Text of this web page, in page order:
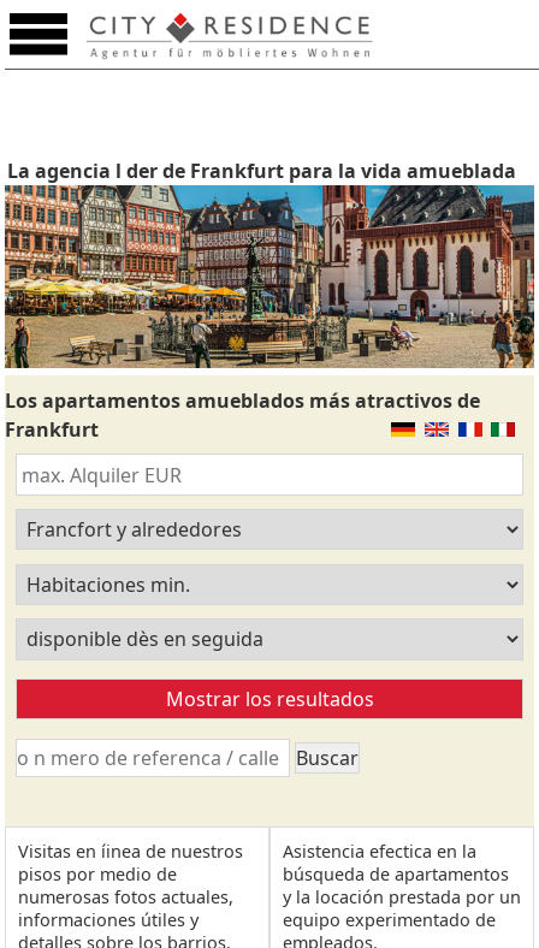
La agencia l der de Frankfurt para la vida amueblada
Los apartamentos amueblados más atractivos de
Frankfurt
Visitas en íinea de nuestros
pisos por medio de
numerosas fotos actuales,
informaciones útiles y
detalles sobre los barrios.
Asistencia efectica en la
búsqueda de apartamentos
y la locación prestada por un
equipo experimentado de
empleados.